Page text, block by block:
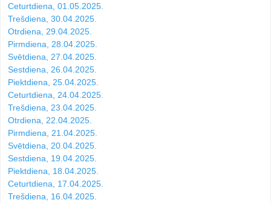
Ceturtdiena, 01.05.2025.
Trešdiena, 30.04.2025.
Otrdiena, 29.04.2025.
Pirmdiena, 28.04.2025.
Svētdiena, 27.04.2025.
Sestdiena, 26.04.2025.
Piektdiena, 25.04.2025.
Ceturtdiena, 24.04.2025.
Trešdiena, 23.04.2025.
Otrdiena, 22.04.2025.
Pirmdiena, 21.04.2025.
Svētdiena, 20.04.2025.
Sestdiena, 19.04.2025.
Piektdiena, 18.04.2025.
Ceturtdiena, 17.04.2025.
Trešdiena, 16.04.2025.